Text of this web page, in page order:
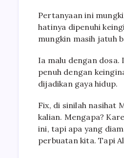
Pertanyaan ini
hatinya dipenuhi
mungkin masih jatuh
Ia malu dengan dosa.
penuh dengan
dijadikan gaya hidup.
Fix, di sinilah nasihat
kalian. Mengapa?
ini, tapi apa yang
perbuatan kita. Tapi